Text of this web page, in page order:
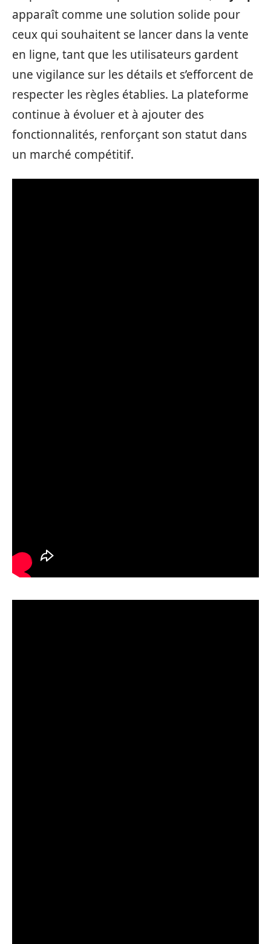
apparaît comme une solution solide pour
ceux qui souhaitent se lancer dans la vente
en ligne, tant que les utilisateurs gardent
une vigilance sur les détails et s’efforcent de
respecter les règles établies. La plateforme
continue à évoluer et à ajouter des
fonctionnalités, renforçant son statut dans
un marché compétitif.